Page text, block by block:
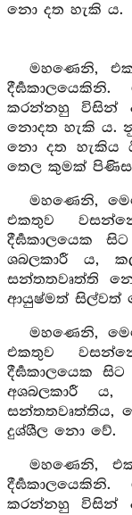
නො දත හැකි ය.
මහණෙනි,
කරන්නහු විසින්
නොදත හැකි ය.
නො දත හැකිය
තෙල කුමක් පිණිස
මහණෙනි,
එකතුව
දීර්‍ඝකාලයෙක
ශබලකාරී ය,
සන්තතවෘත්ති
ආයුෂ්මත් සිල්වත්
මහණෙනි,
එකතුව
දීර්‍ඝකාලයෙක
අශබලකාරී ය,
සන්තතවෘත්තිය,
දුශ්ශීල නො වේ.
මහණෙනි,
කරන්නහු විසින්